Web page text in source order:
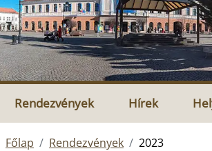
Rendezvények Hírek
Főlap Rendezvények 2023